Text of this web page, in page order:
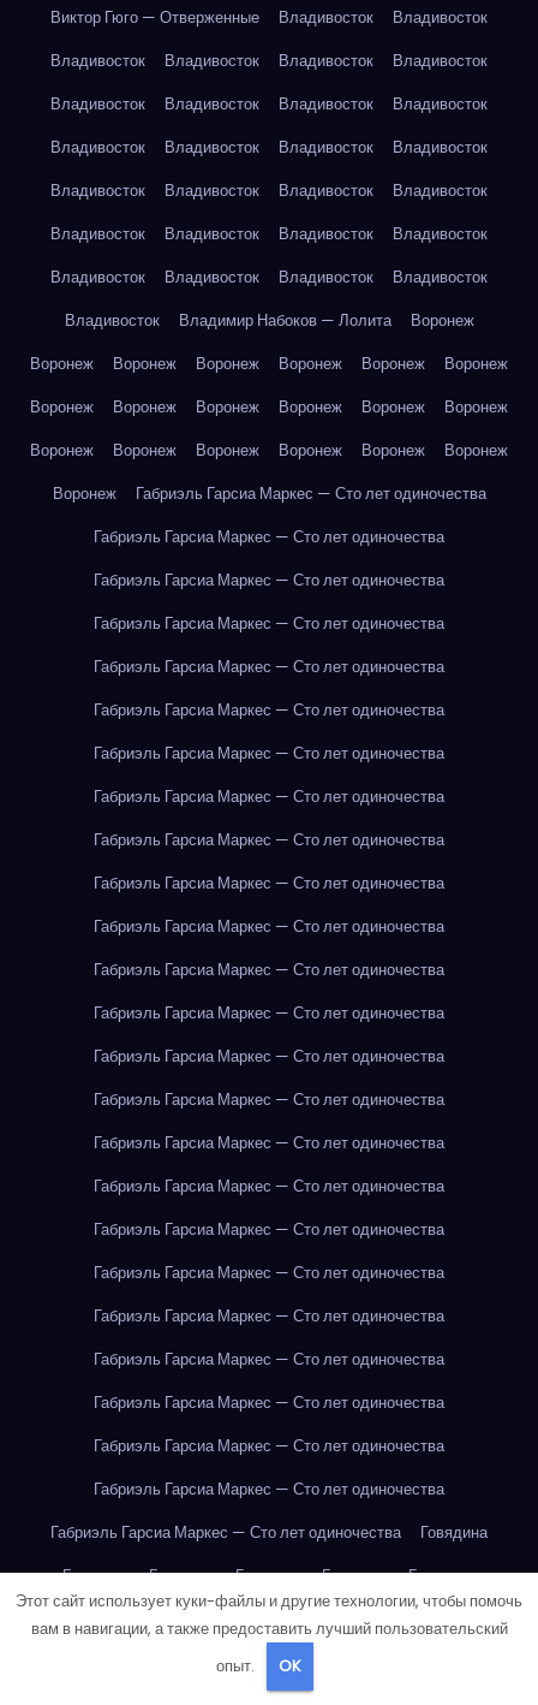
Виктор Гюго — Отверженные
Владивосток
Владивосток
Владивосток
Владивосток Владивосток
Владивосток
Владивосток
Владивосток Владивосток
Владивосток
Владивосток
Владивосток Владивосток
Владивосток
Владивосток
Владивосток Владивосток
Владивосток
Владивосток
Владивосток Владивосток
Владивосток
Владивосток
Владивосток Владивосток
Владивосток
Владивосток
Владимир Набоков — Лолита
Воронеж
Воронеж
Воронеж Воронеж Воронеж Воронеж
Воронеж
Воронеж
Воронеж Воронеж Воронеж Воронеж
Воронеж
Воронеж
Воронеж Воронеж Воронеж Воронеж
Воронеж
Воронеж
Габриэль Гарсиа Маркес — Сто лет одиночества
Габриэль Гарсиа Маркес — Сто лет одиночества
Габриэль Гарсиа Маркес — Сто лет одиночества
Габриэль Гарсиа Маркес — Сто лет одиночества
Габриэль Гарсиа Маркес — Сто лет одиночества
Габриэль Гарсиа Маркес — Сто лет одиночества
Габриэль Гарсиа Маркес — Сто лет одиночества
Габриэль Гарсиа Маркес — Сто лет одиночества
Габриэль Гарсиа Маркес — Сто лет одиночества
Габриэль Гарсиа Маркес — Сто лет одиночества
Габриэль Гарсиа Маркес — Сто лет одиночества
Габриэль Гарсиа Маркес — Сто лет одиночества
Габриэль Гарсиа Маркес — Сто лет одиночества
Габриэль Гарсиа Маркес — Сто лет одиночества
Габриэль Гарсиа Маркес — Сто лет одиночества
Габриэль Гарсиа Маркес — Сто лет одиночества
Габриэль Гарсиа Маркес — Сто лет одиночества
Габриэль Гарсиа Маркес — Сто лет одиночества
Габриэль Гарсиа Маркес — Сто лет одиночества
Габриэль Гарсиа Маркес — Сто лет одиночества
Габриэль Гарсиа Маркес — Сто лет одиночества
Габриэль Гарсиа Маркес — Сто лет одиночества
Габриэль Гарсиа Маркес — Сто лет одиночества
Габриэль Гарсиа Маркес — Сто лет одиночества
Габриэль Гарсиа Маркес — Сто лет одиночества
Говядина
Говядина
Говядина Говядина Говядина
Говядина
Говядина
Горох Горох
Этот сайт использует куки-файлы и другие технологии, чтобы помочь
вам в навигации, а также предоставить лучший пользовательский
опыт.
OK